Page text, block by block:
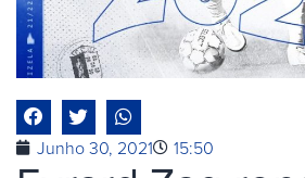
Junho 30, 2021 15:50